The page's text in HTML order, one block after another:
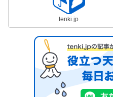
tenki.jp